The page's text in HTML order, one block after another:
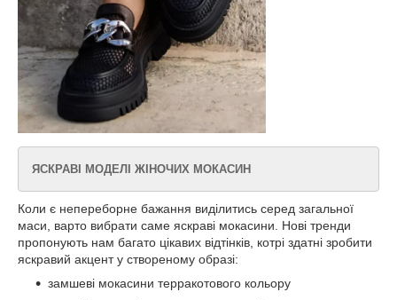
ЯСКРАВІ МОДЕЛІ ЖІНОЧИХ МОКАСИН
Коли є непереборне бажання виділитись серед загальної
маси, варто вибрати саме яскраві мокасини. Нові тренди
пропонують нам багато цікавих відтінків, котрі здатні зробити
яскравий акцент у створеному образі:
замшеві мокасини терракотового кольору